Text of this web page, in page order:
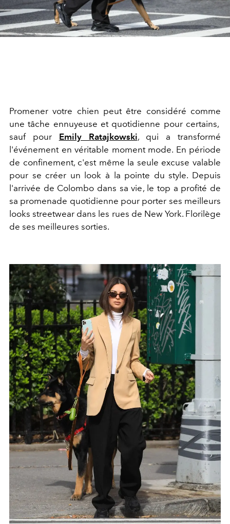
Promener votre chien peut être considéré comme
une tâche ennuyeuse et quotidienne pour certains,
sauf pour Emily Ratajkowski, qui a transformé
l'événement en véritable moment mode. En période
de confinement, c'est même la seule excuse valable
pour se créer un look à la pointe du style. Depuis
l'arrivée de Colombo dans sa vie, le top a profité de
sa promenade quotidienne pour porter ses meilleurs
looks streetwear dans les rues de New York. Florilège
de ses meilleures sorties.